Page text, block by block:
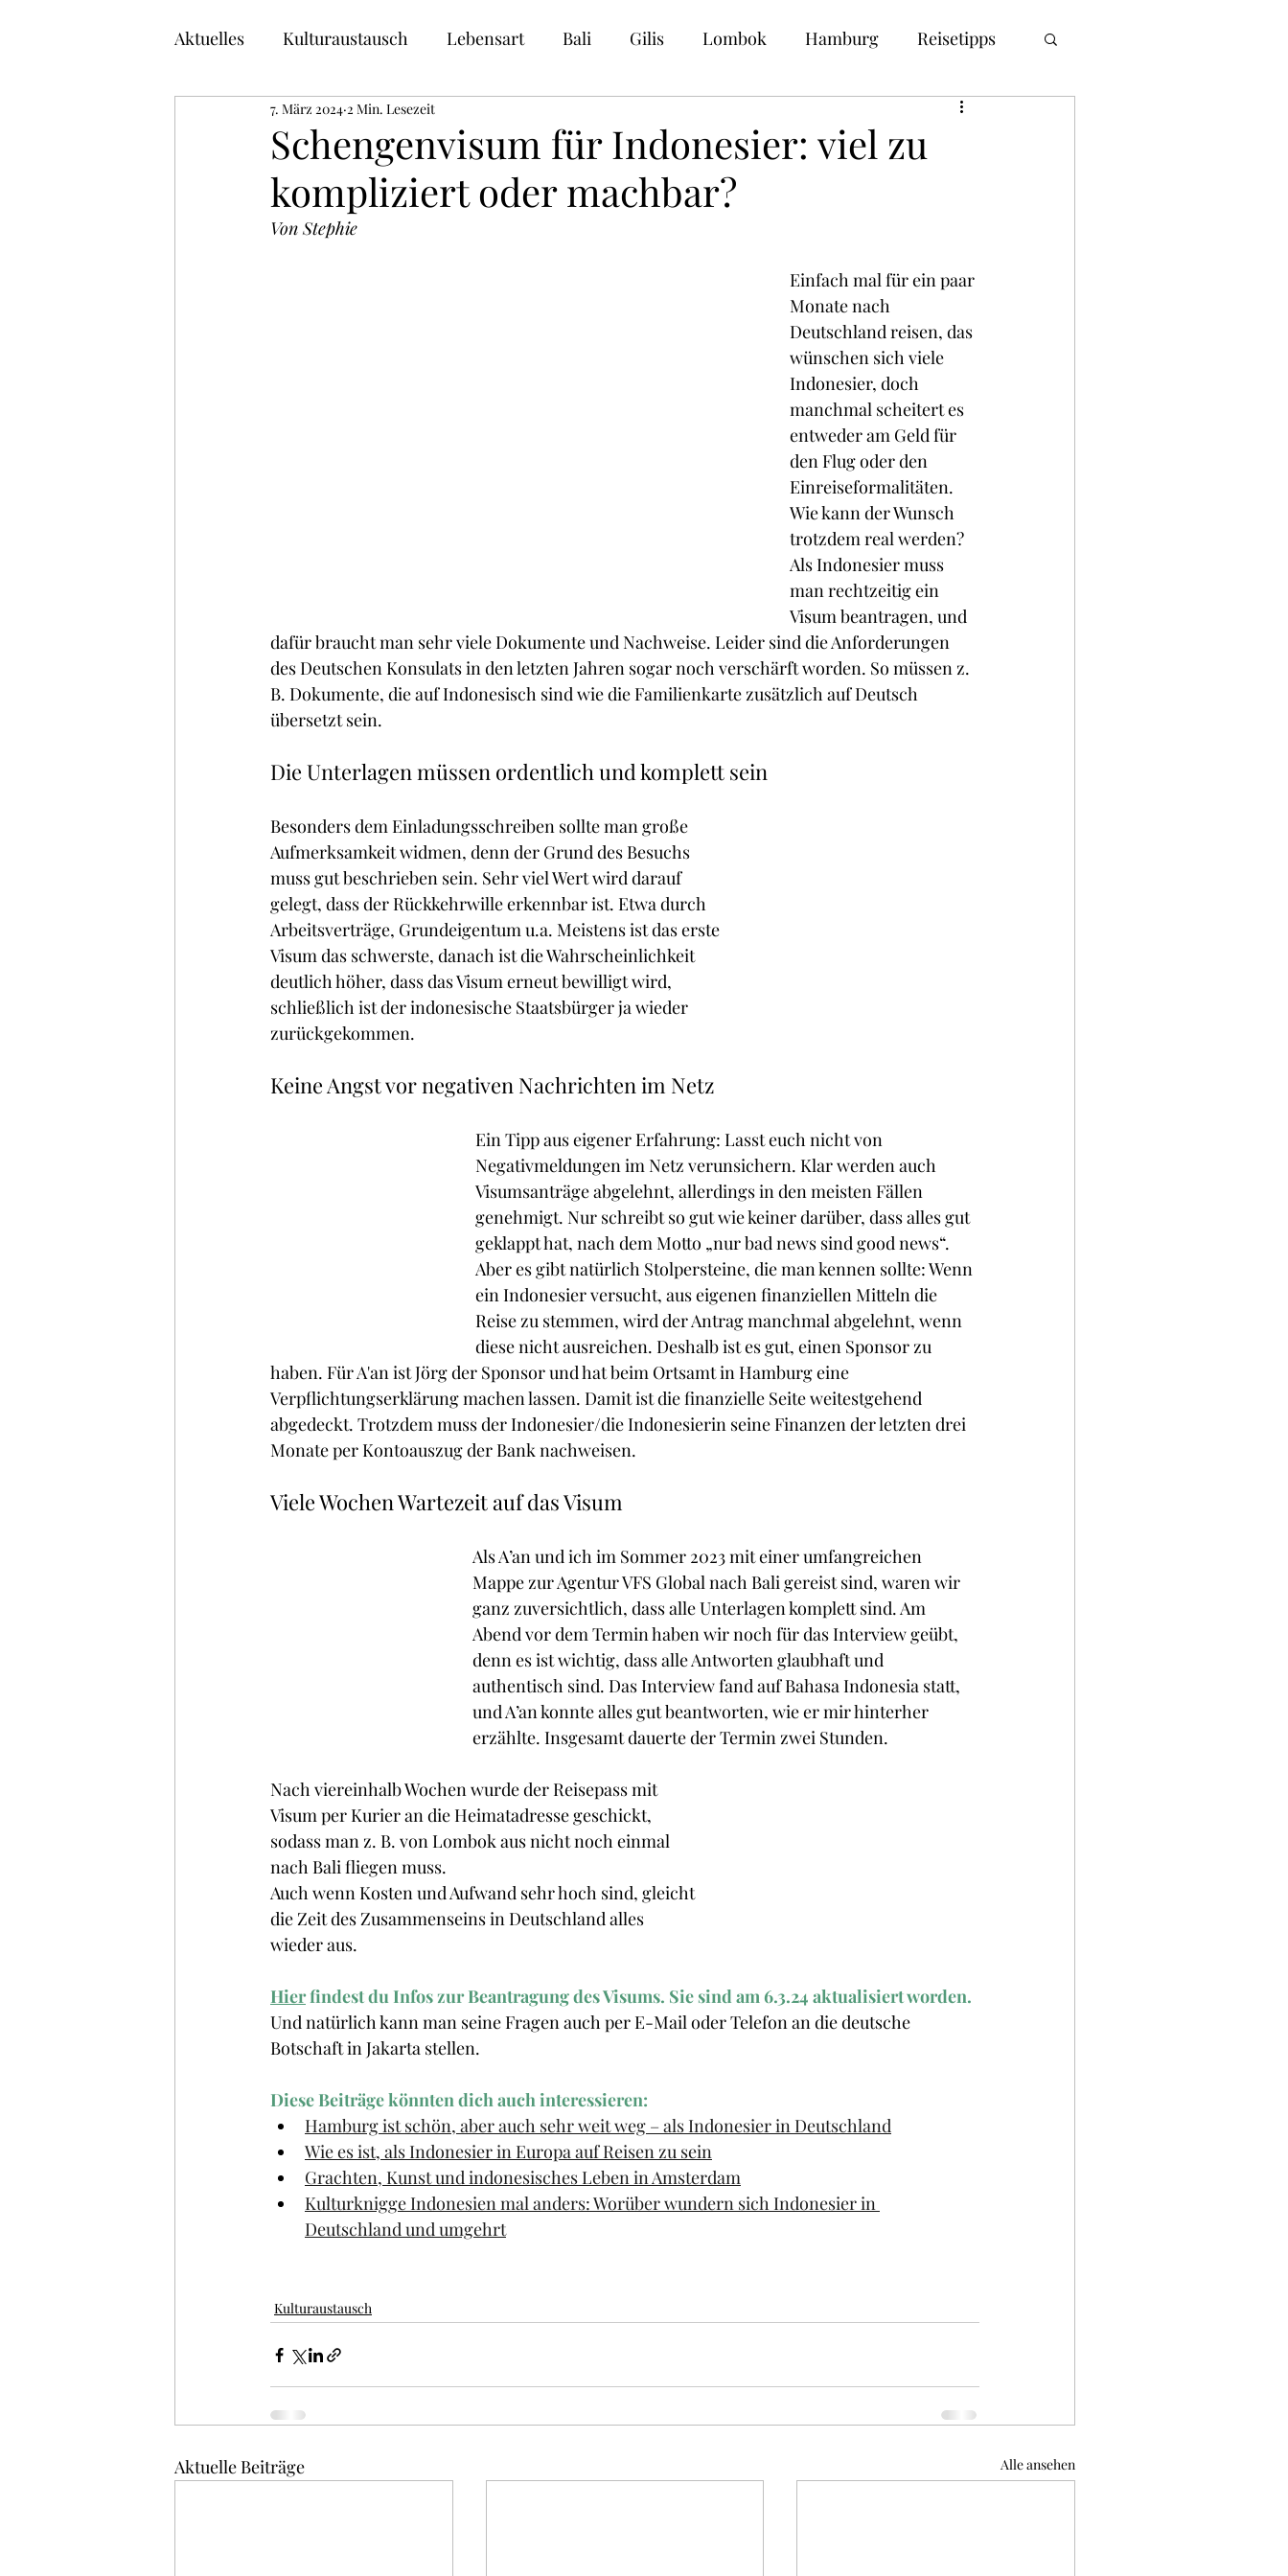
Aktuelles Kulturaustausch Lebensart Bali Gilis Lombok Hamburg Reisetipps
Buchtipps Deutsch lernen
Schengenvisum für Indonesier: viel zu
kompliziert oder machbar?
7. März 2024 2 Min. Lesezeit
Von Stephie
Einfach mal für ein paar
Monate nach
Deutschland reisen, das
wünschen sich viele
Indonesier, doch
manchmal scheitert es
entweder am Geld für
den Flug oder den
Einreiseformalitäten.
Wie kann der Wunsch
trotzdem real werden?
Als Indonesier muss
man rechtzeitig ein
Visum beantragen, und
dafür braucht man sehr viele Dokumente und Nachweise. Leider sind die Anforderungen
des Deutschen Konsulats in den letzten Jahren sogar noch verschärft worden. So müssen z.
B. Dokumente, die auf Indonesisch sind wie die Familienkarte zusätzlich auf Deutsch
übersetzt sein.
Die Unterlagen müssen ordentlich und komplett sein
Besonders dem Einladungsschreiben sollte man große
Aufmerksamkeit widmen, denn der Grund des Besuchs
muss gut beschrieben sein. Sehr viel Wert wird darauf
gelegt, dass der Rückkehrwille erkennbar ist. Etwa durch
Arbeitsverträge, Grundeigentum u.a. Meistens ist das erste
Visum das schwerste, danach ist die Wahrscheinlichkeit
deutlich höher, dass das Visum erneut bewilligt wird,
schließlich ist der indonesische Staatsbürger ja wieder
zurückgekommen.
Keine Angst vor negativen Nachrichten im Netz
Ein Tipp aus eigener Erfahrung: Lasst euch nicht von
Negativmeldungen im Netz verunsichern. Klar werden auch
Visumsanträge abgelehnt, allerdings in den meisten Fällen
genehmigt. Nur schreibt so gut wie keiner darüber, dass alles gut
geklappt hat, nach dem Motto „nur bad news sind good news“.
Aber es gibt natürlich Stolpersteine, die man kennen sollte: Wenn
ein Indonesier versucht, aus eigenen finanziellen Mitteln die
Reise zu stemmen, wird der Antrag manchmal abgelehnt, wenn
diese nicht ausreichen. Deshalb ist es gut, einen Sponsor zu
haben. Für A'an ist Jörg der Sponsor und hat beim Ortsamt in Hamburg eine
Verpflichtungserklärung machen lassen. Damit ist die finanzielle Seite weitestgehend
abgedeckt. Trotzdem muss der Indonesier/die Indonesierin seine Finanzen der letzten drei
Monate per Kontoauszug der Bank nachweisen.
Viele Wochen Wartezeit auf das Visum
Als A’an und ich im Sommer 2023 mit einer umfangreichen
Mappe zur Agentur VFS Global nach Bali gereist sind, waren wir
ganz zuversichtlich, dass alle Unterlagen komplett sind. Am
Abend vor dem Termin haben wir noch für das Interview geübt,
denn es ist wichtig, dass alle Antworten glaubhaft und
authentisch sind. Das Interview fand auf Bahasa Indonesia statt,
und A’an konnte alles gut beantworten, wie er mir hinterher
erzählte. Insgesamt dauerte der Termin zwei Stunden.
Nach viereinhalb Wochen wurde der Reisepass mit
Visum per Kurier an die Heimatadresse geschickt,
sodass man z. B. von Lombok aus nicht noch einmal
nach Bali fliegen muss.
Auch wenn Kosten und Aufwand sehr hoch sind, gleicht
die Zeit des Zusammenseins in Deutschland alles
wieder aus.
Hierfindest du Infos zur Beantragung des Visums. Sie sind am 6.3.24 aktualisiert worden.
Und natürlich kann man seine Fragen auch per E-Mail oder Telefon an die deutsche
Botschaft in Jakarta stellen.
Diese Beiträge könnten dich auch interessieren:
Hamburg ist schön, aber auch sehr weit weg – als Indonesier in Deutschland
Wie es ist, als Indonesier in Europa auf Reisen zu sein
Grachten, Kunst und indonesisches Leben in Amsterdam
Kulturknigge Indonesien mal anders: Worüber wundern sich Indonesier in
Deutschland und umgehrt
Kulturaustausch
Aktuelle Beiträge Alle ansehen